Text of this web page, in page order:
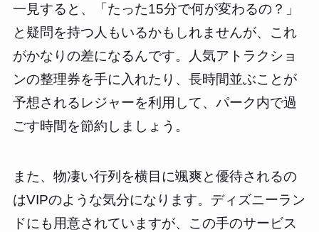
一見すると、「たった15分で何が変わるの？」
と疑問を持つ人もいるかもしれませんが、これ
がかなりの差になるんです。人気アトラクショ
ンの整理券を手に入れたり、長時間並ぶことが
予想されるレジャーを利用して、パーク内で過
ごす時間を節約しましょう。
また、物凄い行列を横目に颯爽と優待されるの
はVIPのような気分になります。ディズニーラン
ドにも用意されていますが、この手のサービス